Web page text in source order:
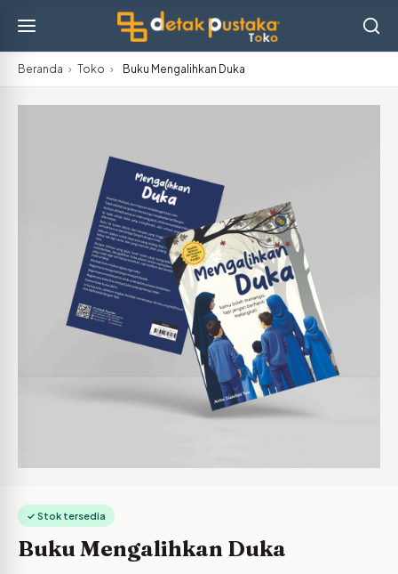
Beranda › Toko › Buku Mengalihkan Duka
✓ Stok tersedia
Buku Mengalihkan Duka